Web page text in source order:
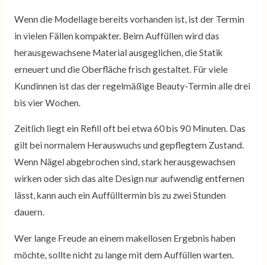
Wenn die Modellage bereits vorhanden ist, ist der Termin
in vielen Fällen kompakter. Beim Auffüllen wird das
herausgewachsene Material ausgeglichen, die Statik
erneuert und die Oberfläche frisch gestaltet. Für viele
Kundinnen ist das der regelmäßige Beauty-Termin alle drei
bis vier Wochen.
Zeitlich liegt ein Refill oft bei etwa 60 bis 90 Minuten. Das
gilt bei normalem Herauswuchs und gepflegtem Zustand.
Wenn Nägel abgebrochen sind, stark herausgewachsen
wirken oder sich das alte Design nur aufwendig entfernen
lässt, kann auch ein Auffülltermin bis zu zwei Stunden
dauern.
Wer lange Freude an einem makellosen Ergebnis haben
möchte, sollte nicht zu lange mit dem Auffüllen warten.